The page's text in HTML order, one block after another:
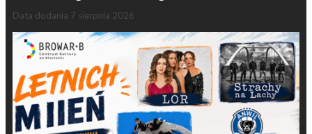
Data dodania 7 sierpnia 2026